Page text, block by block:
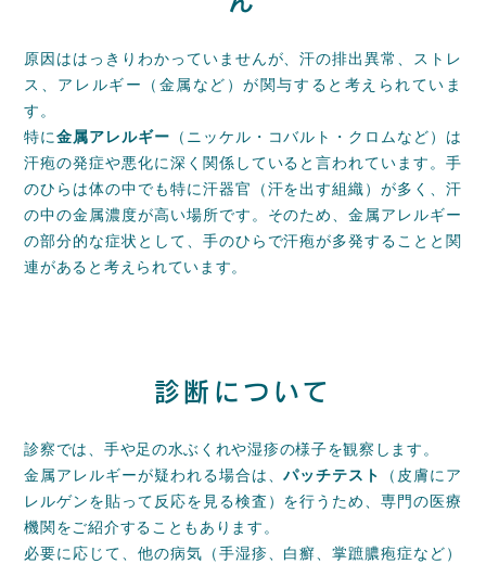
原因ははっきりわかっていませんが、汗の排出異常、ストレ
ス、アレルギー（金属など）が関与すると考えられていま
す。
特に金属アレルギー （ニッケル・コバルト・クロムなど）は
汗疱の発症や悪化に深く関係していると言われています。手
のひらは体の中でも特に汗器官（汗を出す組織）が多く、汗
の中の金属濃度が高い場所です。そのため、金属アレルギー
の部分的な症状として、手のひらで汗疱が多発することと関
連があると考えられています。
診断について
診察では、手や足の水ぶくれや湿疹の様子を観察します。
金属アレルギーが疑われる場合は、パッチテスト
（皮膚にア
レルゲンを貼って反応を見る検査）を行うため、専門の医療
機関をご紹介することもあります。
必要に応じて、他の病気（手湿疹、白癬、掌蹠膿疱症など）